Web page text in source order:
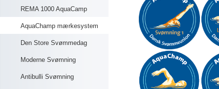
REMA 1000 AquaCamp
AquaChamp mærkesystem
Den Store Svømmedag
Moderne Svømning
Antibulli Svømning